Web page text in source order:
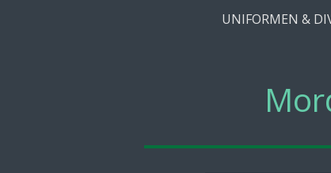
UNIFORMEN &